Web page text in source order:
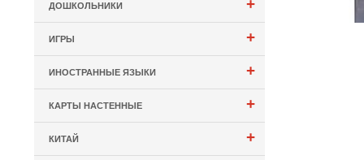
+
ДОШКОЛЬНИКИ
+
ИГРЫ
+
ИНОСТРАННЫЕ ЯЗЫКИ
+
КАРТЫ НАСТЕННЫЕ
+
КИТАЙ